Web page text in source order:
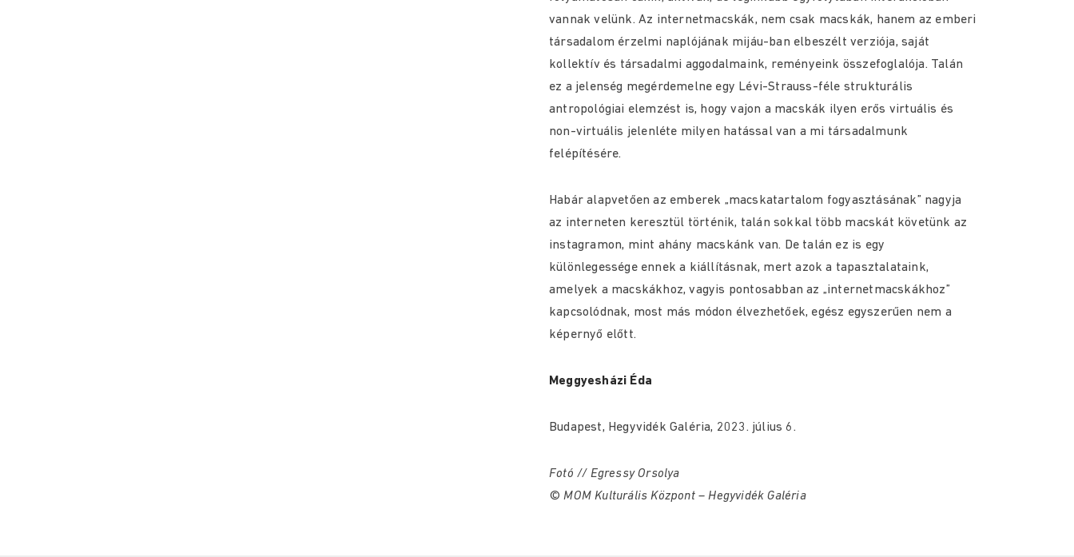
vannak velünk. Az internetmacskák, nem csak macskák, hanem az emberi
társadalom érzelmi naplójának mijáu-ban elbeszélt verziója, saját
kollektív és társadalmi aggodalmaink, reményeink összefoglalója. Talán
ez a jelenség megérdemelne egy Lévi-Strauss-féle strukturális
antropológiai elemzést is, hogy vajon a macskák ilyen erős virtuális és
non-virtuális jelenléte milyen hatással van a mi társadalmunk
felépítésére.
Habár alapvetően az emberek „macskatartalom fogyasztásának” nagyja
az interneten keresztül történik, talán sokkal több macskát követünk az
instagramon, mint ahány macskánk van. De talán ez is egy
különlegessége ennek a kiállításnak, mert azok a tapasztalataink,
amelyek a macskákhoz, vagyis pontosabban az „internetmacskákhoz”
kapcsolódnak, most más módon élvezhetőek, egész egyszerűen nem a
képernyő előtt.
Meggyesházi Éda
Budapest, Hegyvidék Galéria, 2023. július 6.
Fotó // Egressy Orsolya
© MOM Kulturális Központ – Hegyvidék Galéria